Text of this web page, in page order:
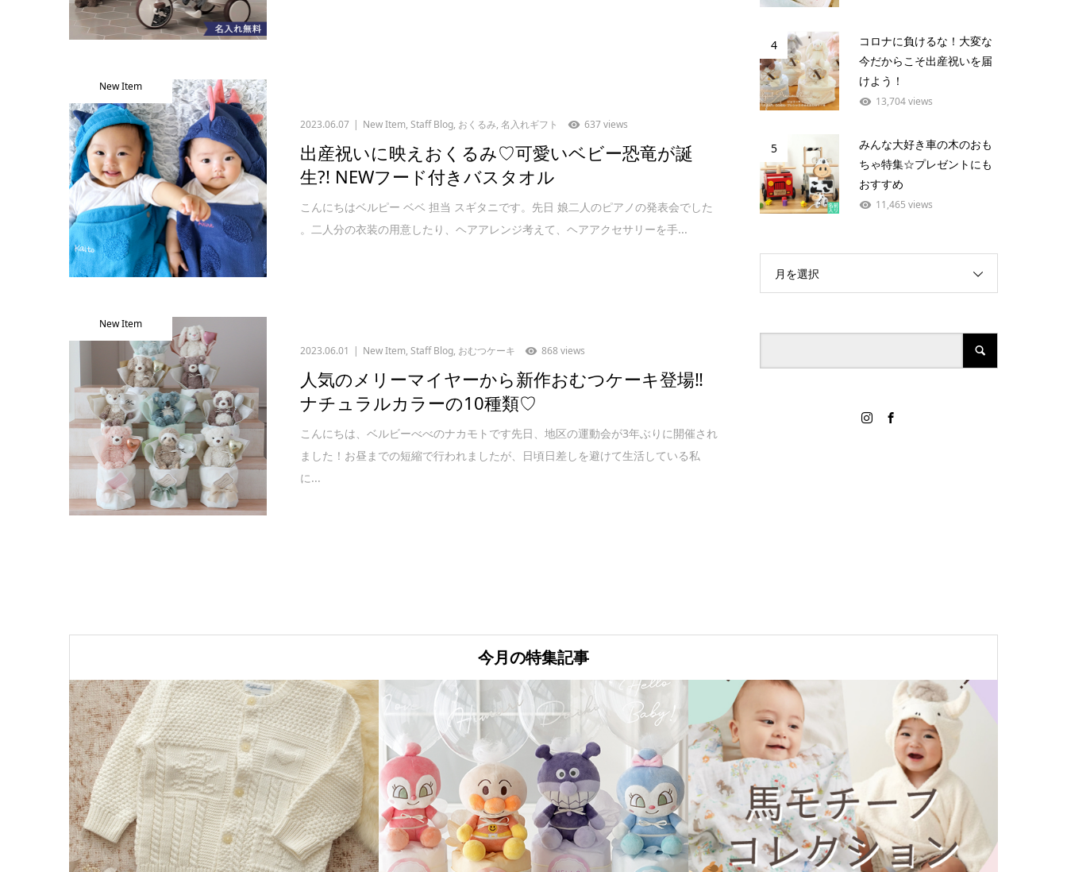
New Item
2023.06.07 New Item,Staff Blog, おくるみ,名入れギフト 637 views
出産祝いに映えおくるみ♡可愛いベビー恐竜が誕
生?! NEWフード付きバスタオル
こんにちはベルピー ベベ 担当 スギタニです。先日 娘二人のピアノの発表会でした
。二人分の衣装の用意したり、ヘアアレンジ考えて、ヘアアクセサリーを手...
New Item
2023.06.01 New Item,Staff Blog, おむつケーキ 868 views
人気のメリーマイヤーから新作おむつケーキ登場‼︎
ナチュラルカラーの10種類♡
こんにちは、ベルビーべべのナカモトです先日、地区の運動会が3年ぶりに開催され
ました！お昼までの短縮で行われましたが、日頃日差しを避けて生活している私
に...
4
コロナに負けるな！大変な
今だからこそ出産祝いを届
けよう！
13,704 views
5
みんな大好き車の木のおも
ちゃ特集☆プレゼントにも
おすすめ
11,465 views
月を選択
今月の特集記事